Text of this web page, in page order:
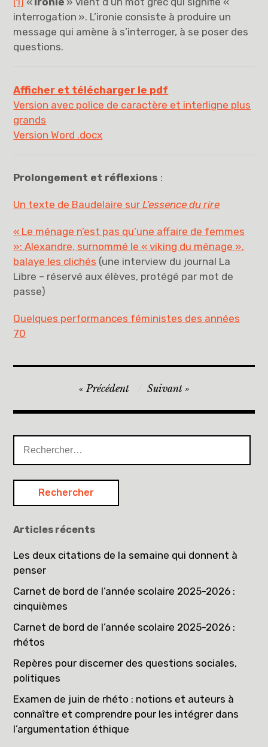
interrogation ». L’ironie consiste à produire un
message qui amène à s’interroger, à se poser des
questions.
Afficher et télécharger le pdf
Version avec police de caractère et interligne plus
grands
Version Word .docx
Prolongement et réflexions :
Un texte de Baudelaire surL’essence du rire
« Le ménage n’est pas qu’une affaire de femmes
»: Alexandre, surnommé le « viking du ménage »,
balaye les clichés (une interview du journal La
Libre – réservé aux élèves, protégé par mot de
passe)
Quelques performances féministes des années
70
Navigation
de
Précédent Suivant
Articles récents
Les deux citations de la semaine qui donnent à
penser
Carnet de bord de l’année scolaire 2025-2026 :
cinquièmes
Carnet de bord de l’année scolaire 2025-2026 :
rhétos
Repères pour discerner des questions sociales,
politiques
Examen de juin de rhéto : notions et auteurs à
connaître et comprendre pour les intégrer dans
l’argumentation éthique